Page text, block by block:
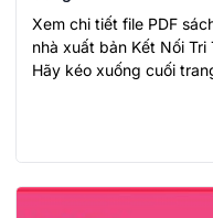
Xem chi tiết file PDF
nhà xuất bản Kết Nối
Hãy kéo xuống cuối